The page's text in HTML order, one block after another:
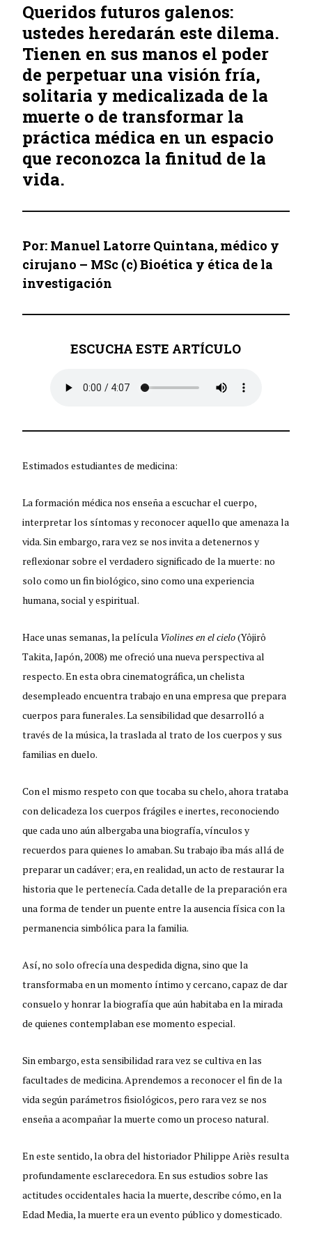
Queridos futuros galenos:
ustedes heredarán este dilema.
Tienen en sus manos el poder
de perpetuar una visión fría,
solitaria y medicalizada de la
muerte o de transformar la
práctica médica en un espacio
que reconozca la finitud de la
vida.
Por: Manuel Latorre Quintana, médico y
cirujano – MSc (c) Bioética y ética de la
investigación
ESCUCHA ESTE ARTÍCULO
Estimados estudiantes de medicina:
La formación médica nos enseña a escuchar el cuerpo,
interpretar los síntomas y reconocer aquello que amenaza la
vida. Sin embargo, rara vez se nos invita a detenernos y
reflexionar sobre el verdadero significado de la muerte: no
solo como un fin biológico, sino como una experiencia
humana, social y espiritual.
Hace unas semanas, la película Violines en el cielo(Yôjirô
Takita, Japón, 2008) me ofreció una nueva perspectiva al
respecto. En esta obra cinematográfica, un chelista
desempleado encuentra trabajo en una empresa que prepara
cuerpos para funerales. La sensibilidad que desarrolló a
través de la música, la traslada al trato de los cuerpos y sus
familias en duelo.
Con el mismo respeto con que tocaba su chelo, ahora trataba
con delicadeza los cuerpos frágiles e inertes, reconociendo
que cada uno aún albergaba una biografía, vínculos y
recuerdos para quienes lo amaban. Su trabajo iba más allá de
preparar un cadáver; era, en realidad, un acto de restaurar la
historia que le pertenecía. Cada detalle de la preparación era
una forma de tender un puente entre la ausencia física con la
permanencia simbólica para la familia.
Así, no solo ofrecía una despedida digna, sino que la
transformaba en un momento íntimo y cercano, capaz de dar
consuelo y honrar la biografía que aún habitaba en la mirada
de quienes contemplaban ese momento especial.
Sin embargo, esta sensibilidad rara vez se cultiva en las
facultades de medicina. Aprendemos a reconocer el fin de la
vida según parámetros fisiológicos, pero rara vez se nos
enseña a acompañar la muerte como un proceso natural.
En este sentido, la obra del historiador Philippe Ariès resulta
profundamente esclarecedora. En sus estudios sobre las
actitudes occidentales hacia la muerte, describe cómo, en la
Edad Media, la muerte era un evento público y domesticado.